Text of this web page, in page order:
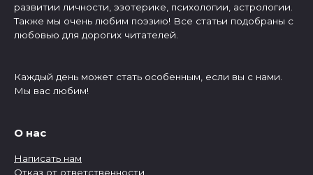
развитии личности, эзотерике, психологии, астрологии.
Также мы очень любим поэзию! Все статьи подобраны с
любовью для дорогих читателей.
Каждый день может стать особенным, если вы с нами.
Мы вас любим!
О нас
Написать нам
Отказ от ответственности